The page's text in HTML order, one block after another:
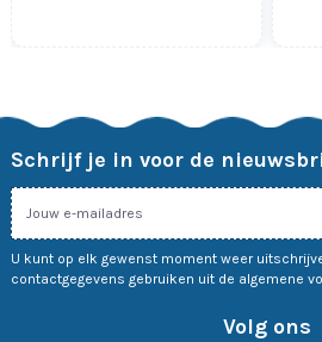
Schrijf je in voor de
U kunt op elk gewenst moment weer
contactgegevens gebruiken uit de algemene
Volg ons